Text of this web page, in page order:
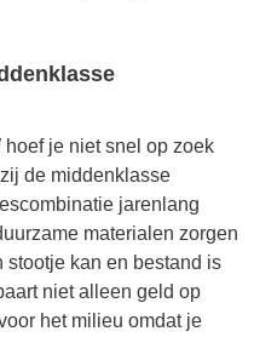
je niet snel op zoek
de middenklasse
jarenlang
materialen zorgen
stootje kan en bestand is
niet alleen geld op
het milieu omdat je